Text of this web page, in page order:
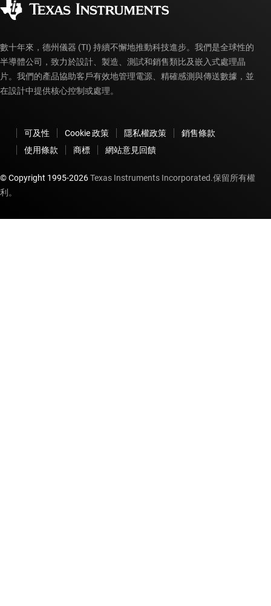
myTI 帳戶常見問題解答
數十年來，德州儀器 (TI) 持續不懈地推動科技進步。我們是全球性的
半導體公司，致力於設計、製造、測試和銷售類比及嵌入式處理晶
片。我們的產品協助客戶有效地管理電源、精確感測與傳送數據，並
在設計中提供核心控制或處理。
可及性 Cookie 政策 隱私權政策
銷售條款
使用條款
商標 網站意見回饋
© Copyright 1995-2026Texas Instruments Incorporated.保留所有權
利。